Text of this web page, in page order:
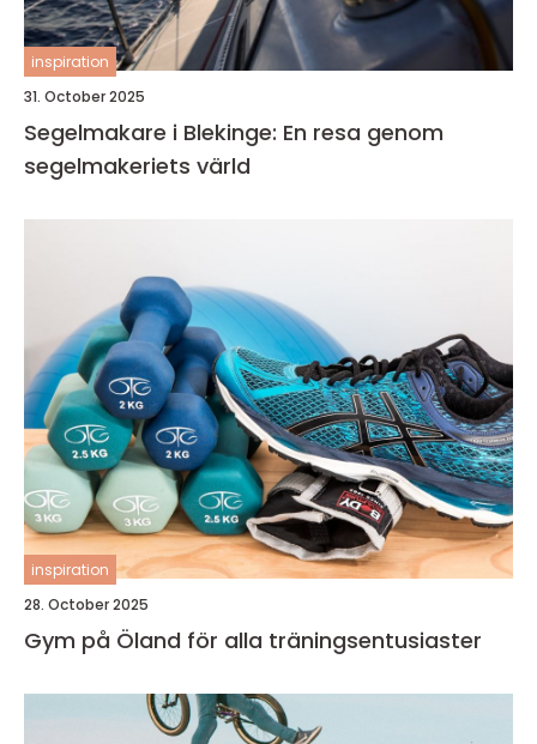
inspiration
31. October 2025
Segelmakare i Blekinge: En resa genom
segelmakeriets värld
inspiration
28. October 2025
Gym på Öland för alla träningsentusiaster